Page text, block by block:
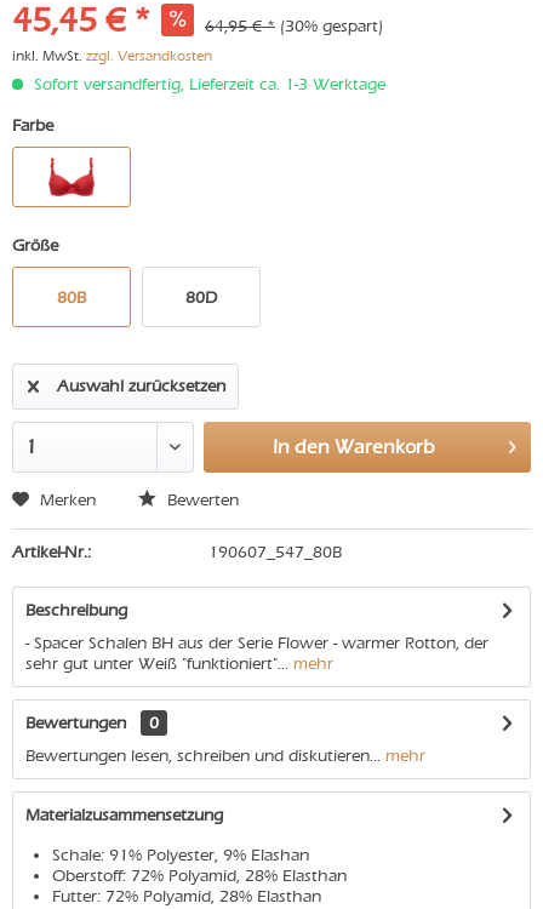
45,45 € * 64,95 € * (30% gespart)
inkl. MwSt. zzgl. Versandkosten
Sofort versandfertig, Lieferzeit ca. 1-3 Werktage
Farbe
Größe
80B 80D
Auswahl zurücksetzen
In den Warenkorb
Merken Bewerten
Artikel-Nr.: 190607_547_80B
Beschreibung
- Spacer Schalen BH aus der Serie Flower - warmer Rotton, der
sehr gut unter Weiß "funktioniert"... mehr
Bewertungen
0
Bewertungen lesen, schreiben und diskutieren... mehr
Materialzusammensetzung
Schale: 91% Polyester, 9% Elashan
Oberstoff: 72% Polyamid, 28% Elasthan
Futter: 72% Polyamid, 28% Elasthan